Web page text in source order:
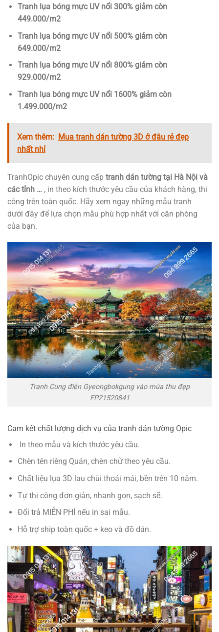
Tranh lụa bóng mực UV nổi 300% giảm còn
449.000/m2
Tranh lụa bóng mực UV nổi 500% giảm còn
649.000/m2
Tranh lụa bóng mực UV nổi 800% giảm còn
929.000/m2
Tranh lụa bóng mực UV nổi 1600% giảm còn
1.499.000/m2
Xem thêm: Mua tranh dán tường 3D ở đâu rẻ đẹp
nhất nhỉ
TranhOpic chuyên cung cấp tranh dán tường tại Hà Nội và
các tỉnh … , in theo kích thước yêu cầu của khách hàng, thi
công trên toàn quốc. Hãy xem ngay những mẫu tranh
dưới đây để lựa chọn mẫu phù hợp nhất với căn phòng
của bạn.
Tranh Cung điện Gyeongbokgung vào mùa thu đẹp
FP21520841
Cam kết chất lượng dịch vụ của tranh dán tường Opic
In theo mẫu và kích thước yêu cầu.
Chèn tên riêng Quán, chèn chữ theo yêu cầu.
Chất liệu lụa 3D lau chùi thoải mái, bền trên 10 năm.
Tự thi công đơn giản, nhanh gọn, sạch sẽ.
Đổi trả MIỄN PHÍ nếu in sai mẫu.
Hỗ trợ ship toàn quốc + keo và đồ dán.